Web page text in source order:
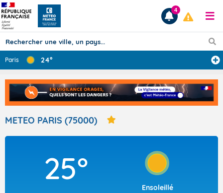
Prévisions
TOUS LES RÉSULTATS
Articles
4
Paris 24°
METEO PARIS (75000)
25°
Ensoleillé